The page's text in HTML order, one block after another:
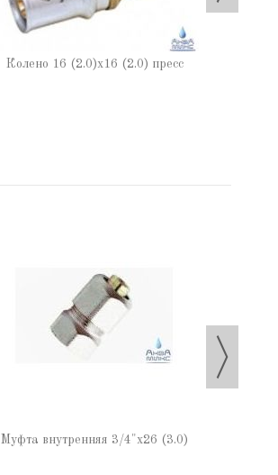
Колено 16 (2.0)х16 (2.0) пресс
Муфта внутренняя 3/4"х26 (3.0)